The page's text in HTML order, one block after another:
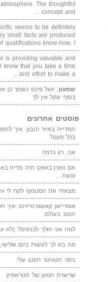
The thoughtful
concept and ...
seems to be definitely
small facts are produced
know-how. I ...
is providing valuable and
know that you take a time
and effort to make a ...
שמעון: יגעל פינס כשמך כן
בסוף שקל אין לך
פוסטים אחרונים
בכל פעם?
אני, רון ג'רמי!
אם ווארן באפט היה מדיה
עושה…
מצאתי את המטמון! לקח לי
אופריישן קאשוורטייזינג: איך
הטוב בעולם.
למה אני הולך לכנסים? (לא
מה בא לך לעשות ביום
ניסוי הטוויטר הקטן שלי
שרשרת המזון של הטראפיק